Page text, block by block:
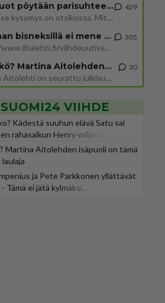
Mitä tuot pöytään parisuhteessa?
Siinäpä se kysymys on otsikossa. Mitäpä siis tuot/toisit pöytään parisuhteessa? Oletko mies vai nainen? Koetko sen mitä
429
Martinan bisneksillä ei mene hyvin
https://www.iltalehti.fi/viihdeuutiset/a/c46da6ab-340f-4790-aaa7-0865eed2336 Yrityksen konkurssihakemus on tullut kärä
305
Tiesitkö? Martina Aitolehden isäpuoli on tämä suosittu laulaja
Martina Aitolehti on seurattu julkisuuden henkilö. Lähipiiriin mahtuu muitakin tunnettuja henkilöitä. Tiesitkö, että Ma
30
SUOMI24 VIIHDE
Kädestä suuhun elävä Satu sai
rahasalkun Henry-miljonääriltä
Martina Aitolehden isäpuoli on tämä
ja Pete Parkkonen yllättävät
Tämä ei jätä kylmäksi...